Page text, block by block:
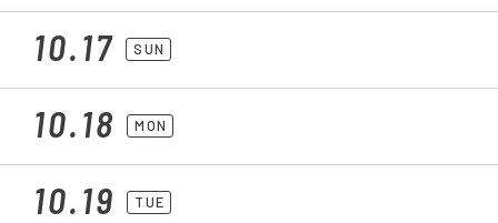
10.17 SUN
10.18 MON
10.19 TUE